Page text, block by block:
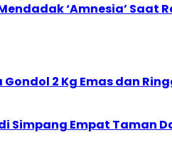
‘Amnesia’
2 Kg Emas dan
Simpang Empat Taman